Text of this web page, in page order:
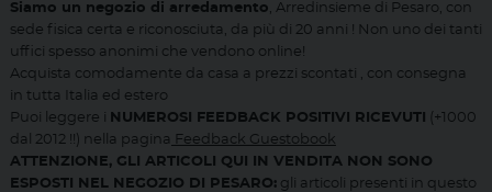
Siamo un negozio di arredamento, Arredinsieme di Pesaro, con
sede fisica certa e riconosciuta, da più di 20 anni ! Non uno dei tanti
uffici spesso anonimi che vendono online!
Acquista comodamente da casa a prezzi scontati , con consegna
in tutta Italia ed estero
Puoi leggere i NUMEROSI FEEDBACK POSITIVI RICEVUTI
(+1000
dal 2012 !!) nella pagina
Feedback Guestobook
ATTENZIONE, GLI ARTICOLI QUI IN VENDITA NON SONO
ESPOSTI NEL NEGOZIO DI PESARO:gli articoli presenti in questo